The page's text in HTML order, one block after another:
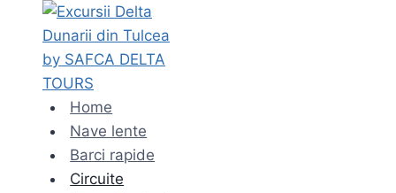
content
Home
Nave lente
Barci rapide
Circuite